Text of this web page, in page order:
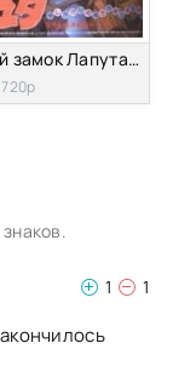
Небесный замок Лапута [1986]
1 1